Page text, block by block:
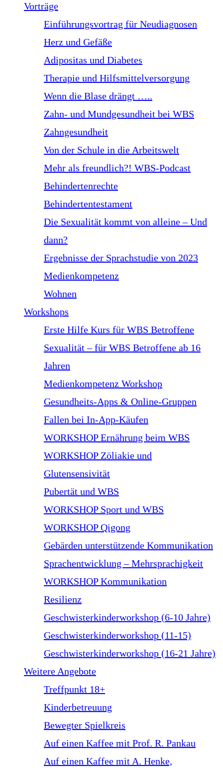
Vorträge
Einführungsvortrag für Neudiagnosen
Herz und Gefäße
Adipositas und Diabetes
Therapie und Hilfsmittelversorgung
Wenn die Blase drängt …..
Zahn- und Mundgesundheit bei WBS
Zahngesundheit
Von der Schule in die Arbeitswelt
Mehr als freundlich?! WBS-Podcast
Behindertenrechte
Behindertentestament
Die Sexualität kommt von alleine – Und
dann?
Ergebnisse der Sprachstudie von 2023
Medienkompetenz
Wohnen
Workshops
Erste Hilfe Kurs für WBS Betroffene
Sexualität – für WBS Betroffene ab 16
Jahren
Medienkompetenz Workshop
Gesundheits-Apps & Online-Gruppen
Fallen bei In-App-Käufen
WORKSHOP Ernährung beim WBS
WORKSHOP Zöliakie und
Glutensensivität
Pubertät und WBS
WORKSHOP Sport und WBS
WORKSHOP Qigong
Gebärden unterstützende Kommunikation
Sprachentwicklung – Mehrsprachigkeit
WORKSHOP Kommunikation
Resilienz
Geschwisterkinderworkshop (6-10 Jahre)
Geschwisterkinderworkshop (11-15)
Geschwisterkinderworkshop (16-21 Jahre)
Weitere Angebote
Treffpunkt 18+
Kinderbetreuung
Bewegter Spielkreis
Auf einen Kaffee mit Prof. R. Pankau
Auf einen Kaffee mit A. Henke,